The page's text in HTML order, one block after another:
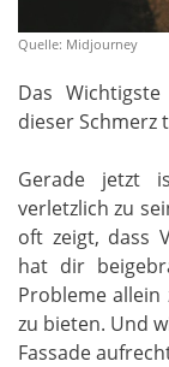
Quelle: Midjourney
Das
dieser Schmerz
Gerade jetzt
verletzlich zu
oft zeigt, dass
hat dir
Probleme
zu bieten. Und
Fassade